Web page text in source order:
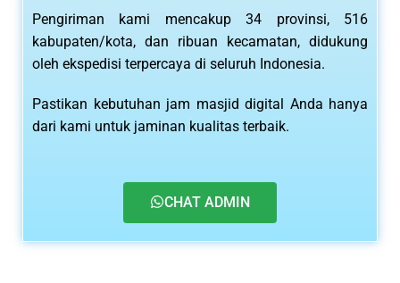
Pengiriman kami mencakup 34 provinsi, 516
kabupaten/kota, dan ribuan kecamatan, didukung
oleh ekspedisi terpercaya di seluruh Indonesia.
Pastikan kebutuhan jam masjid digital Anda hanya
dari kami untuk jaminan kualitas terbaik.
CHAT ADMIN